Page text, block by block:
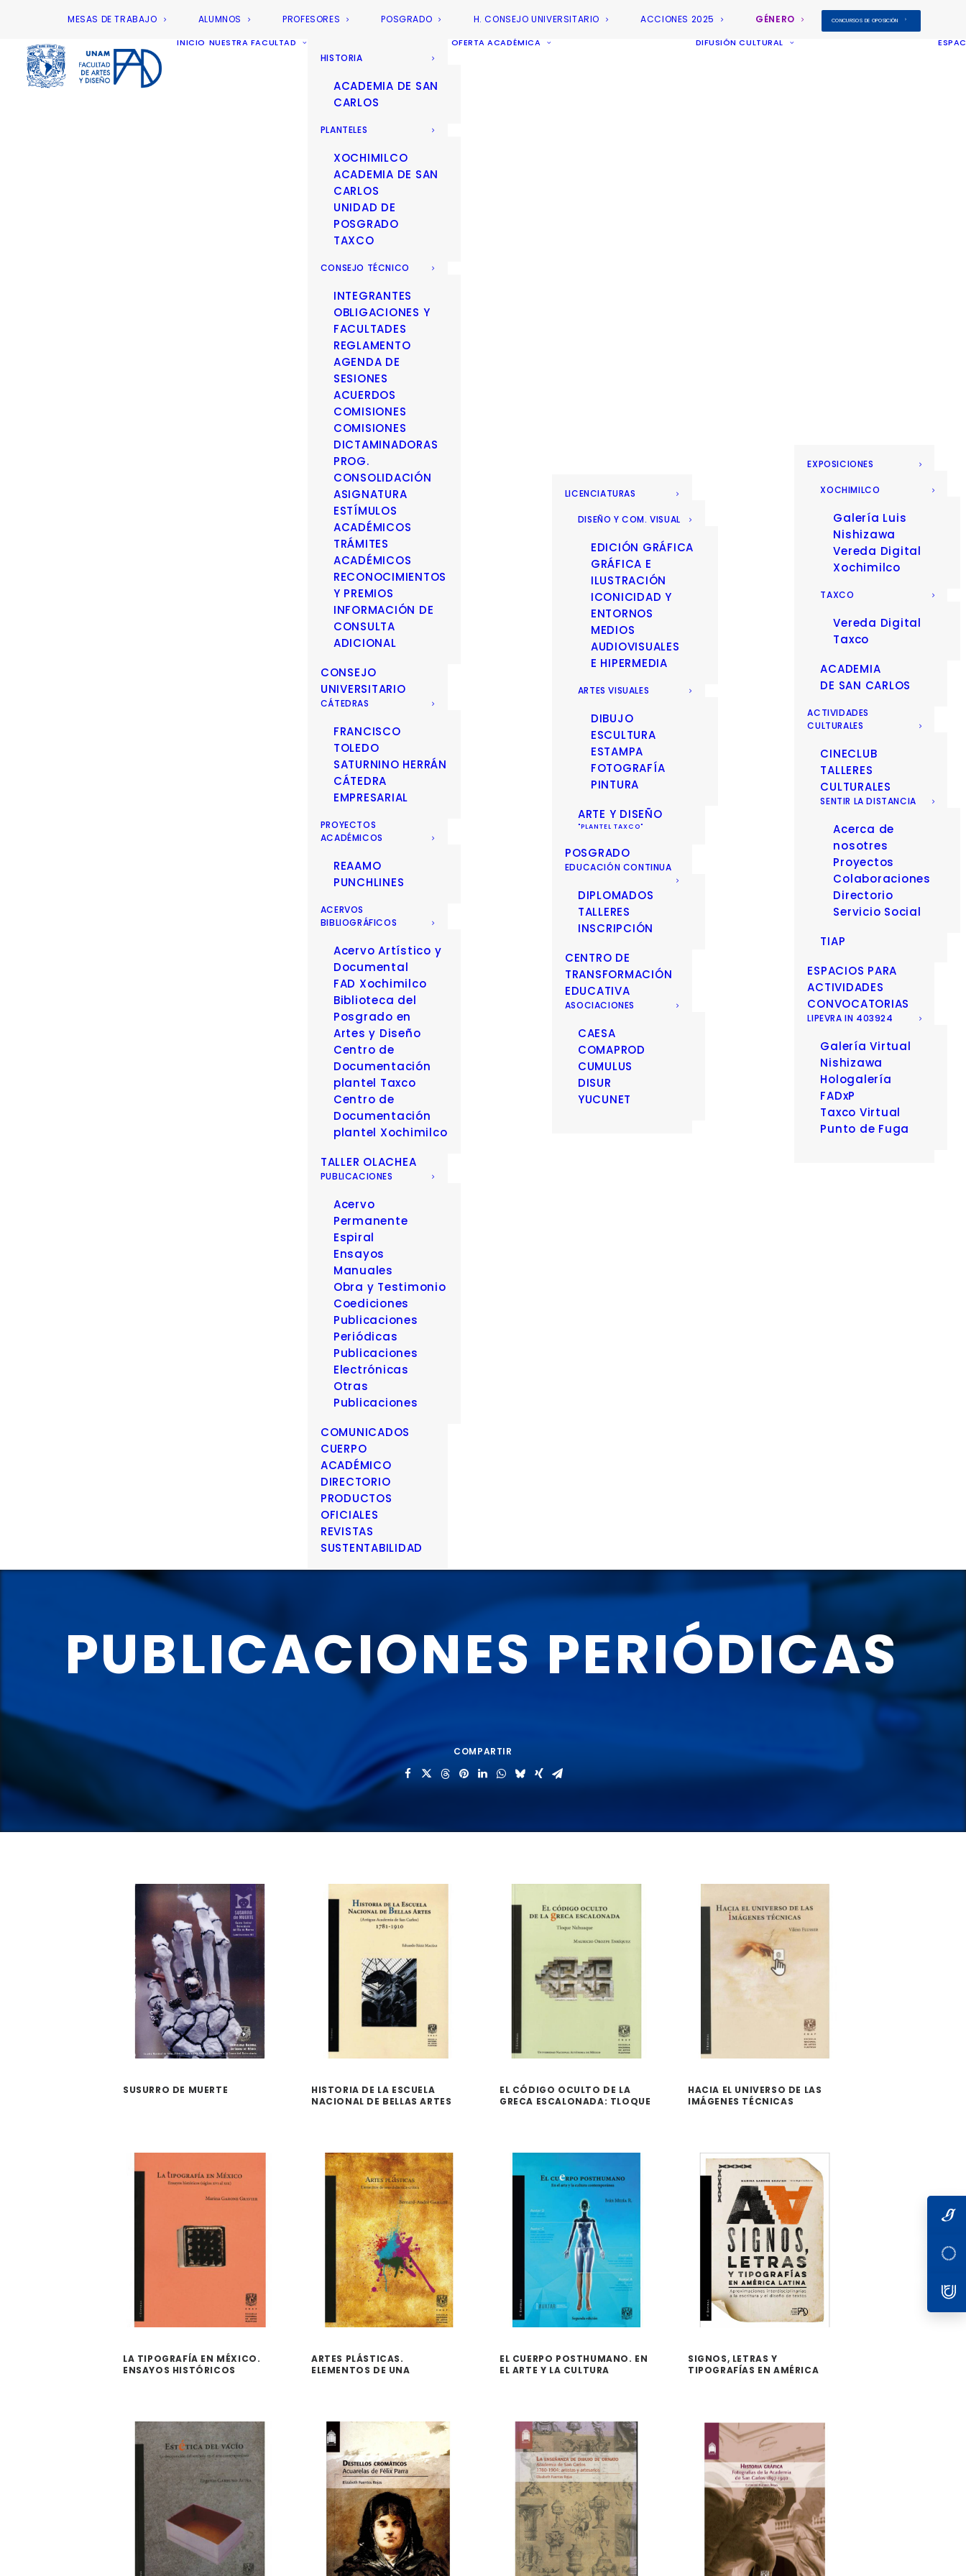
MESAS DE TRABAJO ALUMNOS PROFESORES POSGRADO H. CONSEJO UNIVERSITARIO ACCIONES 2025 GÉNERO CONCURSOS DE OPOSICIÓN
INICIO NUESTRA FACULTAD
HISTORIA
ACADEMIA DE SAN
CARLOS
PLANTELES
XOCHIMILCO
ACADEMIA DE SAN
CARLOS
UNIDAD DE
POSGRADO
TAXCO
CONSEJO TÉCNICO
INTEGRANTES
OBLIGACIONES Y
FACULTADES
REGLAMENTO
AGENDA DE
SESIONES
ACUERDOS
COMISIONES
COMISIONES
DICTAMINADORAS
PROG.
CONSOLIDACIÓN
ASIGNATURA
ESTÍMULOS
ACADÉMICOS
TRÁMITES
ACADÉMICOS
RECONOCIMIENTOS
Y PREMIOS
INFORMACIÓN DE
CONSULTA
ADICIONAL
CONSEJO
UNIVERSITARIO
CÁTEDRAS
FRANCISCO
TOLEDO
SATURNINO HERRÁN
CÁTEDRA
EMPRESARIAL
PROYECTOS
ACADÉMICOS
REAAMO
PUNCHLINES
ACERVOS
BIBLIOGRÁFICOS
Acervo Artístico y
Documental
FAD Xochimilco
Biblioteca del
Posgrado en
Artes y Diseño
Centro de
Documentación
plantel Taxco
Centro de
Documentación
plantel Xochimilco
TALLER OLACHEA
PUBLICACIONES
Acervo
Permanente
Espiral
Ensayos
Manuales
Obra y Testimonio
Coediciones
Publicaciones
Periódicas
Publicaciones
Electrónicas
Otras
Publicaciones
COMUNICADOS
CUERPO
ACADÉMICO
DIRECTORIO
PRODUCTOS
OFICIALES
REVISTAS
SUSTENTABILIDAD
OFERTA ACADÉMICA
LICENCIATURAS
DISEÑO Y COM. VISUAL
EDICIÓN GRÁFICA
GRÁFICA E
ILUSTRACIÓN
ICONICIDAD Y
ENTORNOS
MEDIOS
AUDIOVISUALES
E HIPERMEDIA
ARTES VISUALES
DIBUJO
ESCULTURA
ESTAMPA
FOTOGRAFÍA
PINTURA
ARTE Y DISEÑO
POSGRADO
EDUCACIÓN CONTINUA
DIPLOMADOS
TALLERES
INSCRIPCIÓN
CENTRO DE
TRANSFORMACIÓN
EDUCATIVA
ASOCIACIONES
CAESA
COMAPROD
CUMULUS
DISUR
YUCUNET
DIFUSIÓN CULTURAL
EXPOSICIONES
XOCHIMILCO
Galería Luis
Nishizawa
Vereda Digital
Xochimilco
TAXCO
Vereda Digital
Taxco
ACADEMIA
DE SAN CARLOS
ACTIVIDADES
CULTURALES
CINECLUB
TALLERES
CULTURALES
SENTIR LA DISTANCIA
Acerca de
nosotres
Proyectos
Colaboraciones
Directorio
Servicio Social
TIAP
ESPACIOS PARA
ACTIVIDADES
CONVOCATORIAS
LIPEVRA IN 403924
Galería Virtual
Nishizawa
Hologalería
FADxP
Taxco Virtual
Punto de Fuga
PUBLICACIONES PERIÓDICAS
COMPARTIR
SUSURRO DE MUERTE
HISTORIA DE LA ESCUELA
NACIONAL DE BELLAS ARTES
EL CÓDIGO OCULTO DE LA
GRECA ESCALONADA: TLOQUE
HACIA EL UNIVERSO DE LAS
IMÁGENES TÉCNICAS
LA TIPOGRAFÍA EN MÉXICO.
ENSAYOS HISTÓRICOS
ARTES PLÁSTICAS.
ELEMENTOS DE UNA
EL CUERPO POSTHUMANO. EN
EL ARTE Y LA CULTURA
SIGNOS, LETRAS Y
TIPOGRAFÍAS EN AMÉRICA